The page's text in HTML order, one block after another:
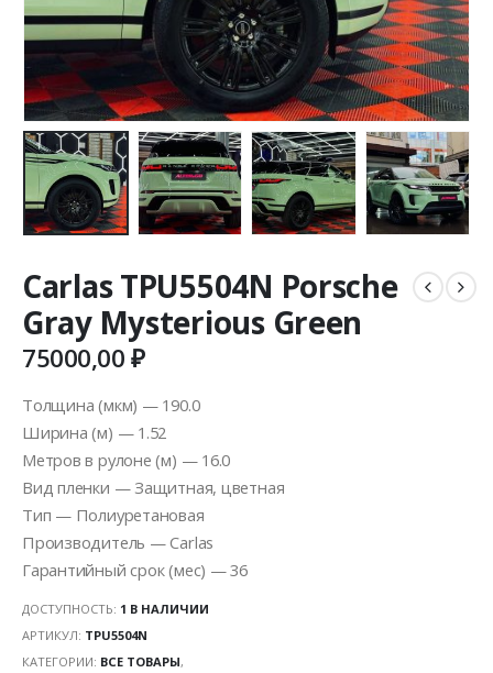
Carlas TPU5504N Porsche
Gray Mysterious Green
75000,00₽
Толщина (мкм) — 190.0
Ширина (м) — 1.52
Метров в рулоне (м) — 16.0
Вид пленки — Защитная, цветная
Тип — Полиуретановая
Производитель — Carlas
Гарантийный срок (мес) — 36
ДОСТУПНОСТЬ: 1 В НАЛИЧИИ
АРТИКУЛ: TPU5504N
КАТЕГОРИИ: ВСЕ ТОВАРЫ,